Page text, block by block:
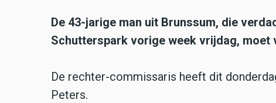
De 43-jarige man uit Brunssum, die
Schutterspark vorige week vrijdag,
De rechter-commissaris heeft dit
Peters.